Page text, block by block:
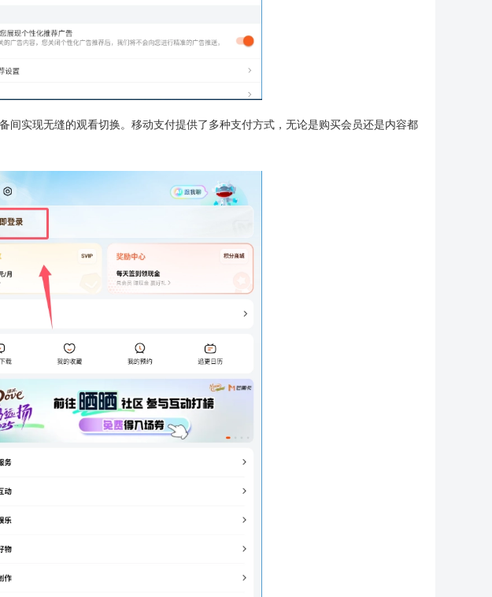
间实现无缝的观看切换。移动支付提供了多种支付方式，无论是购买会员还是内容都